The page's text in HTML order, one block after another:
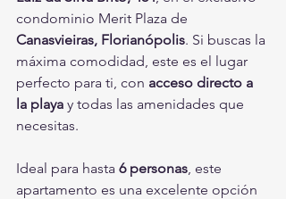
condominio Merit Plaza de
Canasvieiras, Florianópolis. Si buscas la
máxima comodidad, este es el lugar
perfecto para ti, con acceso directo a
la playa y todas las amenidades que
necesitas.
Ideal para hasta 6 personas , este
apartamento es una excelente opción